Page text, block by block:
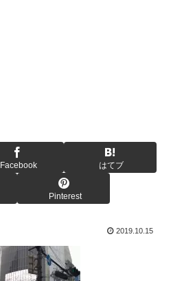
Facebook はてブ
Pinterest
2019.10.15